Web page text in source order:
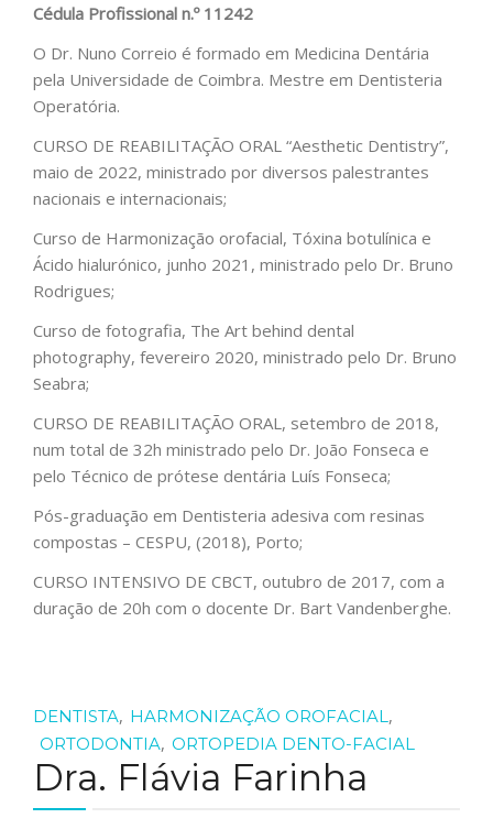
Cédula Profissional n.º11242
O Dr. Nuno Correio é formado em Medicina Dentária
pela Universidade de Coimbra. Mestre em Dentisteria
Operatória.
CURSO DE REABILITAÇÃO ORAL “Aesthetic Dentistry”,
maio de 2022, ministrado por diversos palestrantes
nacionais e internacionais;
Curso de Harmonização orofacial, Tóxina botulínica e
Ácido hialurónico, junho 2021, ministrado pelo Dr. Bruno
Rodrigues;
Curso de fotografia, The Art behind dental
photography, fevereiro 2020, ministrado pelo Dr. Bruno
Seabra;
CURSO DE REABILITAÇÃO ORAL, setembro de 2018,
num total de 32h ministrado pelo Dr. João Fonseca e
pelo Técnico de prótese dentária Luís Fonseca;
Pós-graduação em Dentisteria adesiva com resinas
compostas – CESPU, (2018), Porto;
CURSO INTENSIVO DE CBCT, outubro de 2017, com a
duração de 20h com o docente Dr. Bart Vandenberghe.
DENTISTA, HARMONIZAÇÃO OROFACIAL,
ORTODONTIA, ORTOPEDIA DENTO-FACIAL
Dra. Flávia Farinha